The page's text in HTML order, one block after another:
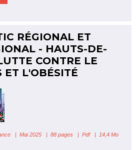
RÉGIONAL ET
- HAUTS-DE-
CONTRE LE
ET L'OBÉSITÉ
| Mai 2025 | 88 pages | Pdf | 14,4 Mo